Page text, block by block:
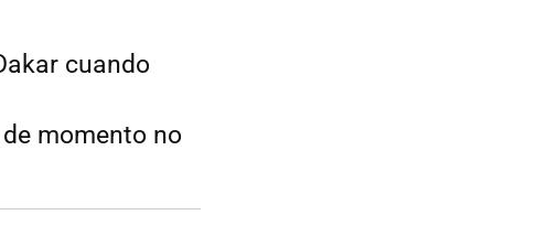
cuando
momento no